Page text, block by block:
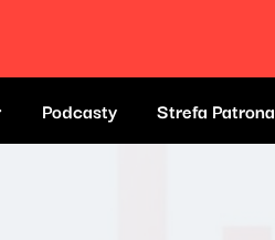
Podcasty Strefa Patrona